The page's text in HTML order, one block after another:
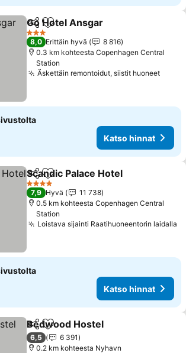
Jaa Lisää suosikkeihin
Go Hotel Ansgar
3 Tähtiluokitus
8,0 Erittäin hyvä
8 816
0.3 km kohteesta Copenhagen Central
Station
Äskettäin remontoidut, siistit huoneet
Katso hinnat
Jaa Lisää suosikkeihin
Scandic Palace Hotel
4 Tähtiluokitus
7,9 Hyvä
11 738
0.5 km kohteesta Copenhagen Central
Station
Loistava sijainti Raatihuoneentorin laidalla
Katso hinnat
Jaa Lisää suosikkeihin
Bedwood Hostel
6,5
6 391
0.2 km kohteesta Nyhavn